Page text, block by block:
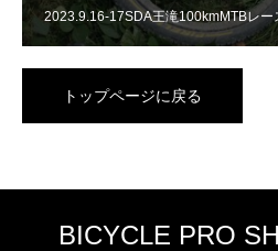
2023.9.16-17SDA王滝100kmMTBレー
トップページに戻る
BICYCLE PRO